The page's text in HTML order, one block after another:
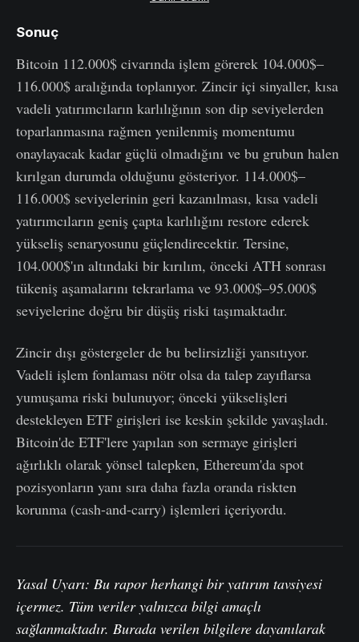
Sonuç
Bitcoin 112.000$ civarında işlem görerek 104.000$–
116.000$ aralığında toplanıyor. Zincir içi sinyaller, kısa
vadeli yatırımcıların karlılığının son dip seviyelerden
toparlanmasına rağmen yenilenmiş momentumu
onaylayacak kadar güçlü olmadığını ve bu grubun halen
kırılgan durumda olduğunu gösteriyor. 114.000$–
116.000$ seviyelerinin geri kazanılması, kısa vadeli
yatırımcıların geniş çapta karlılığını restore ederek
yükseliş senaryosunu güçlendirecektir. Tersine,
104.000$'ın altındaki bir kırılım, önceki ATH sonrası
tükeniş aşamalarını tekrarlama ve 93.000$–95.000$
seviyelerine doğru bir düşüş riski taşımaktadır.
Zincir dışı göstergeler de bu belirsizliği yansıtıyor.
Vadeli işlem fonlaması nötr olsa da talep zayıflarsa
yumuşama riski bulunuyor; önceki yükselişleri
destekleyen ETF girişleri ise keskin şekilde yavaşladı.
Bitcoin'de ETF'lere yapılan son sermaye girişleri
ağırlıklı olarak yönsel talepken, Ethereum'da spot
pozisyonların yanı sıra daha fazla oranda riskten
korunma (cash-and-carry) işlemleri içeriyordu.
Yasal Uyarı: Bu rapor herhangi bir yatırım tavsiyesi
içermez. Tüm veriler yalnızca bilgi amaçlı
sağlanmaktadır. Burada verilen bilgilere dayanılarak